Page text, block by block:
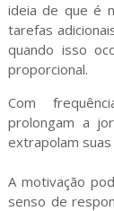
ideia de que é
tarefas
quando isso
proporcional.
Com
prolongam a
extrapolam
A motivação
senso de